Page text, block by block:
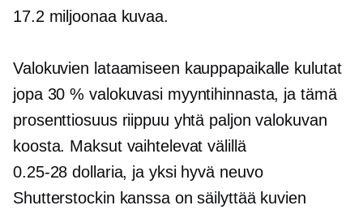
17.2 miljoonaa kuvaa.
Valokuvien lataamiseen kauppapaikalle kulutat
jopa 30 % valokuvasi myyntihinnasta, ja tämä
prosenttiosuus riippuu yhtä paljon valokuvan
koosta. Maksut vaihtelevat välillä
0.25-28 dollaria, ja yksi hyvä neuvo
Shutterstockin kanssa on säilyttää kuvien